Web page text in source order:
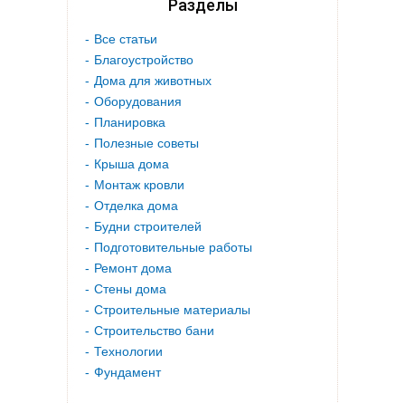
Разделы
Все статьи
Благоустройство
Дома для животных
Оборудования
Планировка
Полезные советы
Крыша дома
Монтаж кровли
Отделка дома
Будни строителей
Подготовительные работы
Ремонт дома
Стены дома
Строительные материалы
Строительство бани
Технологии
Фундамент